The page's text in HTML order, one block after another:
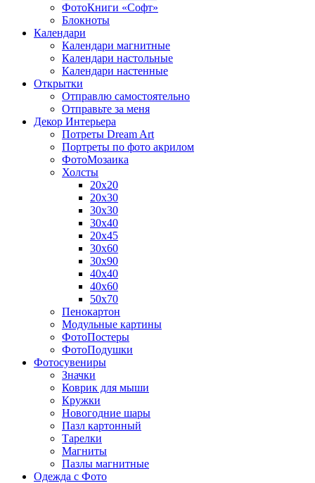
ФотоКниги «Софт»
Блокноты
Календари
Календари магнитные
Календари настольные
Календари настенные
Открытки
Отправлю самостоятельно
Отправьте за меня
Декор Интерьера
Потреты Dream Art
Портреты по фото акрилом
ФотоМозаика
Холсты
20х20
20х30
30х30
30х40
20х45
30х60
30х90
40х40
40х60
50х70
Пенокартон
Модульные картины
ФотоПостеры
ФотоПодушки
Фотоcувениры
Значки
Коврик для мыши
Кружки
Новогодние шары
Пазл картонный
Тарелки
Магниты
Пазлы магнитные
Одежда с Фото